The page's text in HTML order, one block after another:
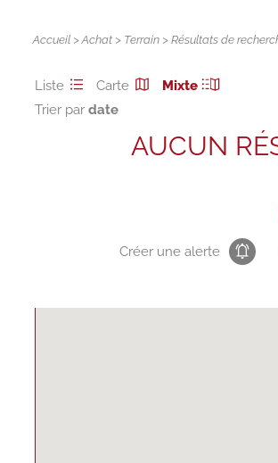
Accueil >Achat > Terrain > Résultats de
Liste Carte
Mixte
Trier par
AUCUN
Créer une alerte